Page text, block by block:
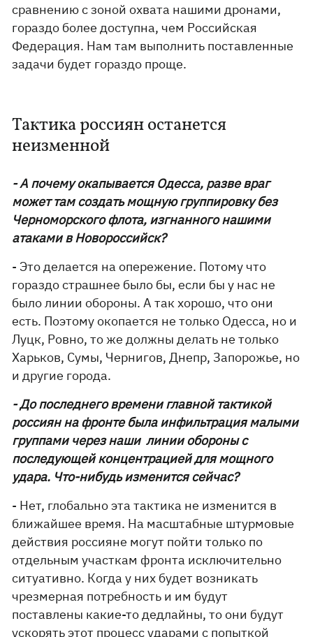
сравнению с зоной охвата нашими дронами,
гораздо более доступна, чем Российская
Федерация. Нам там выполнить поставленные
задачи будет гораздо проще.
Тактика россиян останется
неизменной
- А почему окапывается Одесса, разве враг
может там создать мощную группировку без
Черноморского флота, изгнанного нашими
атаками в Новороссийск?
- Это делается на опережение. Потому что
гораздо страшнее было бы, если бы у нас не
было линии обороны. А так хорошо, что они
есть. Поэтому окопается не только Одесса, но и
Луцк, Ровно, то же должны делать не только
Харьков, Сумы, Чернигов, Днепр, Запорожье, но
и другие города.
- До последнего времени главной тактикой
россиян на фронте была инфильтрация малыми
группами через наши линии обороны с
последующей концентрацией для мощного
удара. Что-нибудь изменится сейчас?
- Нет, глобально эта тактика не изменится в
ближайшее время. На масштабные штурмовые
действия россияне могут пойти только по
отдельным участкам фронта исключительно
ситуативно. Когда у них будет возникать
чрезмерная потребность и им будут
поставлены какие-то дедлайны, то они будут
ускорять этот процесс ударами с попыткой